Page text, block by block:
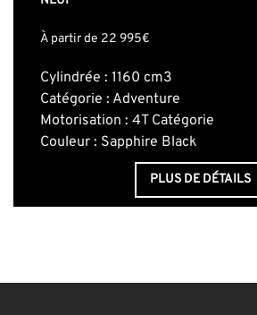
À partir de 22 995€
Cylindrée : 1160 cm3
Catégorie : Adventure
Motorisation : 4T Catégorie
Couleur : Sapphire Black
PLUS DE DÉTAILS